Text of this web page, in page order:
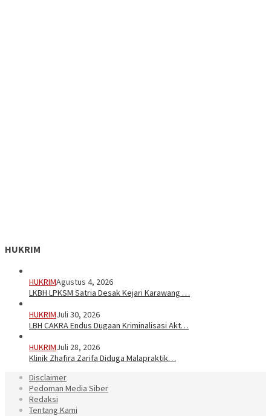
HUKRIM
HUKRIMAgustus 4, 2026
LKBH LPKSM Satria Desak Kejari Karawang …
HUKRIMJuli 30, 2026
LBH CAKRA Endus Dugaan Kriminalisasi Akt…
HUKRIMJuli 28, 2026
Klinik Zhafira Zarifa Diduga Malapraktik…
Disclaimer
Pedoman Media Siber
Redaksi
Tentang Kami